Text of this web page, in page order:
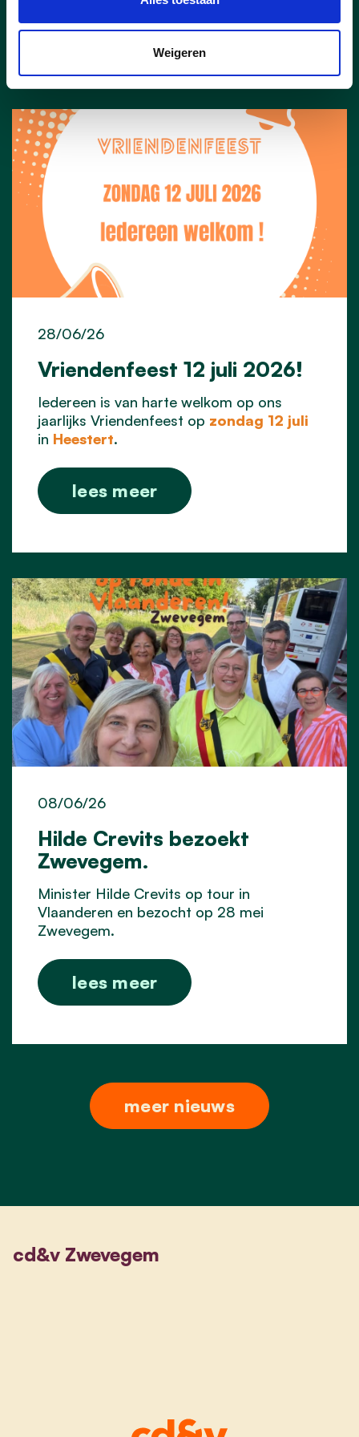
Weigeren
lees meer
Vriendenfeest 12 juli 2026!
28/06/26
Iedereen is van harte welkom op ons
jaarlijks Vriendenfeest op zondag 12 juli
in Heestert.
lees meer
Hilde Crevits bezoekt
Zwevegem.
08/06/26
Minister Hilde Crevits op tour in
Vlaanderen en bezocht op 28 mei
Zwevegem.
lees meer
meer nieuws
cd&v Zwevegem